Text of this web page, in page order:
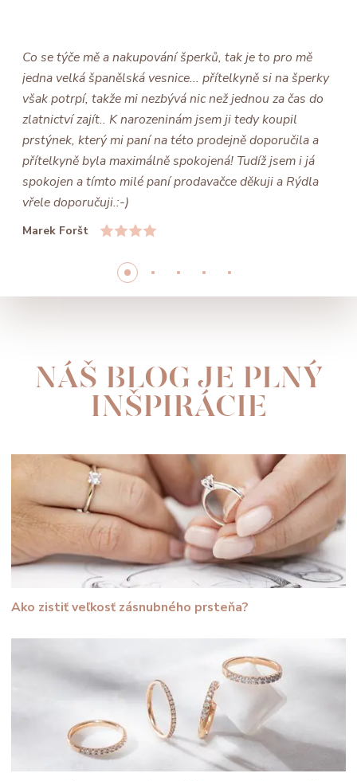
Co se týče mě a nakupování šperků, tak je to pro mě
jedna velká španělská vesnice... přítelkyně si na šperky
však potrpí, takže mi nezbývá nic než jednou za čas do
zlatnictví zajít.. K narozeninám jsem ji tedy koupil
prstýnek, který mi paní na této prodejně doporučila a
přítelkyně byla maximálně spokojená! Tudíž jsem i já
spokojen a tímto milé paní prodavačce děkuji a Rýdla
vřele doporučuji.:-)
Marek Foršt
NÁŠ BLOG JE PLNÝ
INŠPIRÁCIE
Ako zistiť veľkosť zásnubného prsteňa?